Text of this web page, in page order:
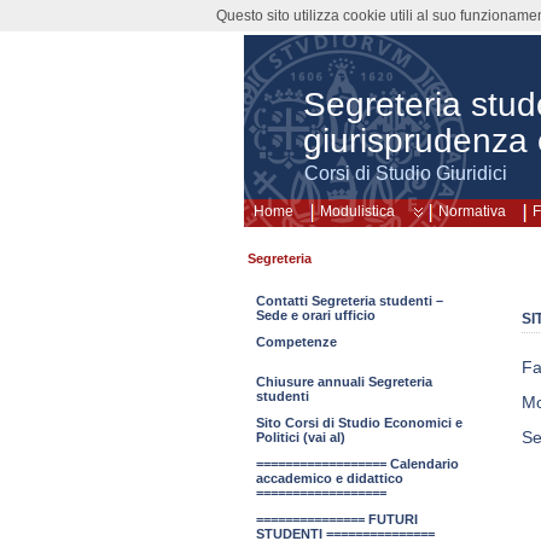
Segreteria
giurisprudenza
Corsi di Studio Giuridici
Home Modulistica Normativa
Segreteria
Contatti Segreteria studenti –
Sede e orari ufficio
Competenze
Chiusure annuali Segreteria
studenti
Sito Corsi di Studio Economici e
Politici (vai al)
================== Calendario
accademico e didattico
==================
=============== FUTURI
STUDENTI ===============
Questo sito utilizza cookie utili al suo